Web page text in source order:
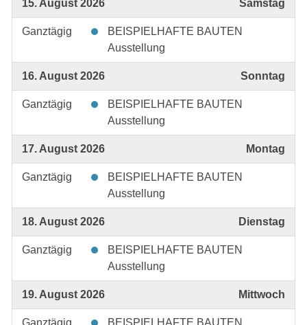
15. August 2026 Samstag
Ganztägig
BEISPIELHAFTE BAUTEN
Ausstellung
16. August 2026 Sonntag
Ganztägig
BEISPIELHAFTE BAUTEN
Ausstellung
17. August 2026 Montag
Ganztägig
BEISPIELHAFTE BAUTEN
Ausstellung
18. August 2026 Dienstag
Ganztägig
BEISPIELHAFTE BAUTEN
Ausstellung
19. August 2026 Mittwoch
Ganztägig
BEISPIELHAFTE BAUTEN